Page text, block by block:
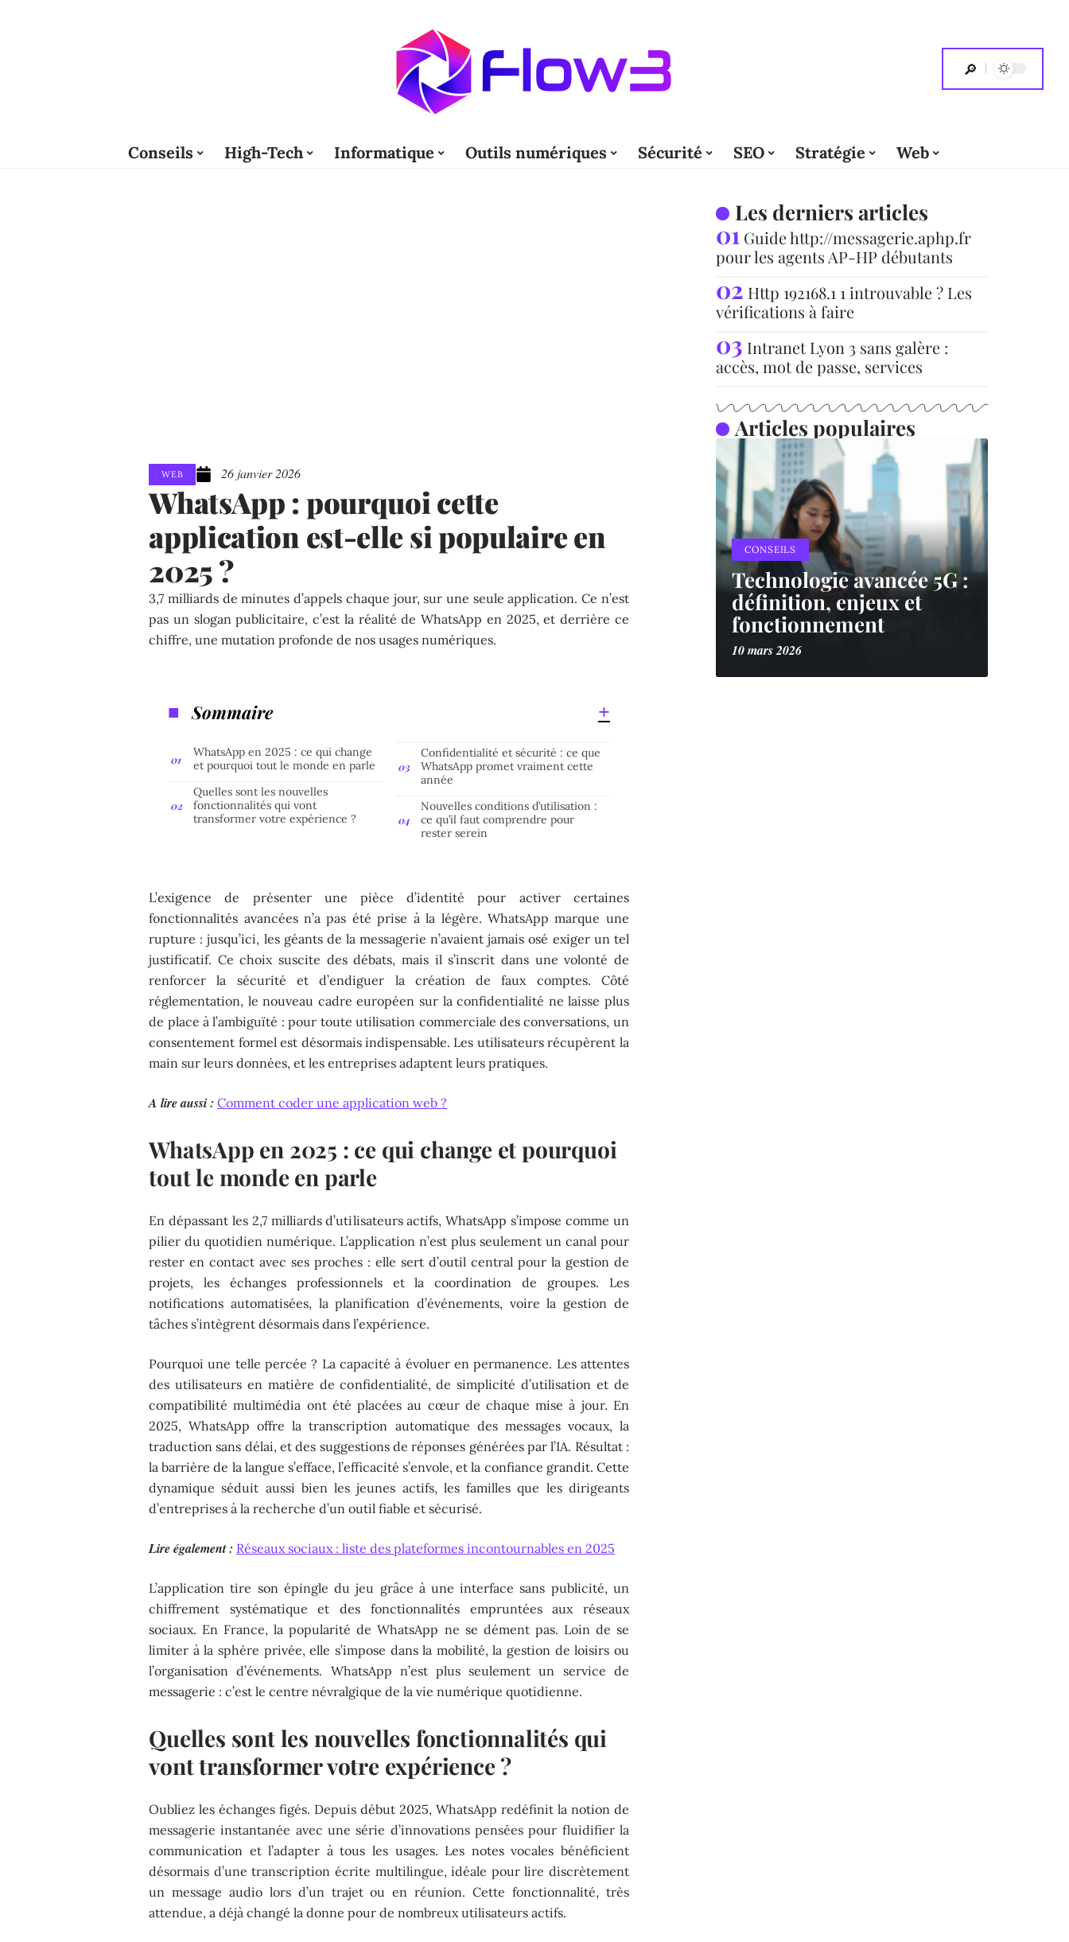
Conseils High-Tech Informatique Outils numériques Sécurité SEO Stratégie Web
WEB 26 janvier 2026
WhatsApp : pourquoi cette
application est-elle si populaire en
2025 ?
3,7 milliards de minutes d’appels chaque jour, sur une seule application. Ce n’est
pas un slogan publicitaire, c’est la réalité de WhatsApp en 2025, et derrière ce
chiffre, une mutation profonde de nos usages numériques.
Sommaire
WhatsApp en 2025 : ce qui change
et pourquoi tout le monde en parle
Quelles sont les nouvelles
fonctionnalités qui vont
transformer votre expérience ?
Confidentialité et sécurité : ce que
WhatsApp promet vraiment cette
année
Nouvelles conditions d’utilisation :
ce qu’il faut comprendre pour
rester serein
L’exigence de présenter une pièce d’identité pour activer certaines
fonctionnalités avancées n’a pas été prise à la légère. WhatsApp marque une
rupture : jusqu’ici, les géants de la messagerie n’avaient jamais osé exiger un tel
justificatif. Ce choix suscite des débats, mais il s’inscrit dans une volonté de
renforcer la sécurité et d’endiguer la création de faux comptes. Côté
réglementation, le nouveau cadre européen sur la confidentialité ne laisse plus
de place à l’ambiguïté : pour toute utilisation commerciale des conversations, un
consentement formel est désormais indispensable. Les utilisateurs récupèrent la
main sur leurs données, et les entreprises adaptent leurs pratiques.
A lire aussi : Comment coder une application web ?
WhatsApp en 2025 : ce qui change et pourquoi
tout le monde en parle
En dépassant les 2,7 milliards d’utilisateurs actifs, WhatsApp s’impose comme un
pilier du quotidien numérique. L’application n’est plus seulement un canal pour
rester en contact avec ses proches : elle sert d’outil central pour la gestion de
projets, les échanges professionnels et la coordination de groupes. Les
notifications automatisées, la planification d’événements, voire la gestion de
tâches s’intègrent désormais dans l’expérience.
Pourquoi une telle percée ? La capacité à évoluer en permanence. Les attentes
des utilisateurs en matière de confidentialité, de simplicité d’utilisation et de
compatibilité multimédia ont été placées au cœur de chaque mise à jour. En
2025, WhatsApp offre la transcription automatique des messages vocaux, la
traduction sans délai, et des suggestions de réponses générées par l’IA. Résultat :
la barrière de la langue s’efface, l’efficacité s’envole, et la confiance grandit. Cette
dynamique séduit aussi bien les jeunes actifs, les familles que les dirigeants
d’entreprises à la recherche d’un outil fiable et sécurisé.
Lire également : Réseaux sociaux : liste des plateformes incontournables en 2025
L’application tire son épingle du jeu grâce à une interface sans publicité, un
chiffrement systématique et des fonctionnalités empruntées aux réseaux
sociaux. En France, la popularité de WhatsApp ne se dément pas. Loin de se
limiter à la sphère privée, elle s’impose dans la mobilité, la gestion de loisirs ou
l’organisation d’événements. WhatsApp n’est plus seulement un service de
messagerie : c’est le centre névralgique de la vie numérique quotidienne.
Quelles sont les nouvelles fonctionnalités qui
vont transformer votre expérience ?
Oubliez les échanges figés. Depuis début 2025, WhatsApp redéfinit la notion de
messagerie instantanée avec une série d’innovations pensées pour fluidifier la
communication et l’adapter à tous les usages. Les notes vocales bénéficient
désormais d’une transcription écrite multilingue, idéale pour lire discrètement
un message audio lors d’un trajet ou en réunion. Cette fonctionnalité, très
attendue, a déjà changé la donne pour de nombreux utilisateurs actifs.
Les derniers articles
Guide http://messagerie.aphp.fr
pour les agents AP-HP débutants
Http 192168.1 1 introuvable ? Les
vérifications à faire
Intranet Lyon 3 sans galère :
accès, mot de passe, services
Articles populaires
CONSEILS
Technologie avancée 5G :
définition, enjeux et
fonctionnement
10 mars 2026